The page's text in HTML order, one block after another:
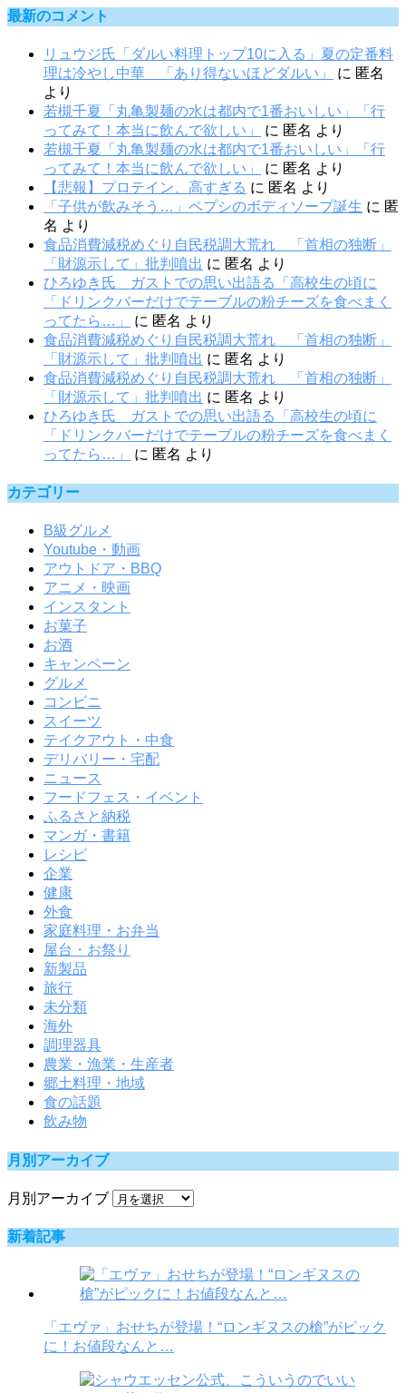
最新のコメント
リュウジ氏「ダルい料理トップ10に入る」夏の定番料
理は冷やし中華 「あり得ないほどダルい」
に 匿名
より
若槻千夏「丸亀製麺の水は都内で1番おいしい」「行
ってみて！本当に飲んで欲しい」
に 匿名 より
若槻千夏「丸亀製麺の水は都内で1番おいしい」「行
ってみて！本当に飲んで欲しい」
に 匿名 より
【悲報】プロテイン、高すぎる に 匿名 より
「子供が飲みそう…」ペプシのボディソープ誕生 に 匿
名 より
食品消費減税めぐり自民税調大荒れ 「首相の独断」
「財源示して」批判噴出 に 匿名 より
ひろゆき氏 ガストでの思い出語る「高校生の頃に
「ドリンクバーだけでテーブルの粉チーズを食べまく
ってたら…」
に 匿名 より
食品消費減税めぐり自民税調大荒れ 「首相の独断」
「財源示して」批判噴出 に 匿名 より
食品消費減税めぐり自民税調大荒れ 「首相の独断」
「財源示して」批判噴出 に 匿名 より
ひろゆき氏 ガストでの思い出語る「高校生の頃に
「ドリンクバーだけでテーブルの粉チーズを食べまく
ってたら…」
に 匿名 より
カテゴリー
B級グルメ
Youtube・動画
アウトドア・BBQ
アニメ・映画
インスタント
お菓子
お酒
キャンペーン
グルメ
コンビニ
スイーツ
テイクアウト・中食
デリバリー・宅配
ニュース
フードフェス・イベント
ふるさと納税
マンガ・書籍
レシピ
企業
健康
外食
家庭料理・お弁当
屋台・お祭り
新製品
旅行
未分類
海外
調理器具
農業・漁業・生産者
郷土料理・地域
食の話題
飲み物
月別アーカイブ
月別アーカイブ
新着記事
「エヴァ」おせちが登場！“ロンギヌスの槍”がピック
に！お値段なんと…